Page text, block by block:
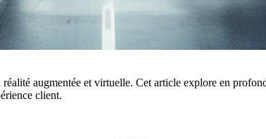
augmentée et virtuelle. Cet article explore en
client.